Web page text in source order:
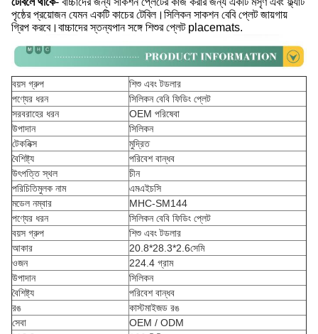
পৃষ্ঠের প্রয়োজন যেমন একটি কাচের টেবিল।সিলিকন সাকশন বেবি প্লেট জায়গায়
গ্রিপ করবে।বাচ্চাদের স্তন্যপান সঙ্গে শিশুর প্লেট placemats.
বয়স গ্রুপ
শিশু এবং টডলার
পণ্যের ধরন
সিলিকন বেবি ফিডিং প্লেট
সরবরাহের ধরন
OEM পরিষেবা
উপাদান
সিলিকন
টেকনিক্স
মুদ্রিত
বৈশিষ্ট্য
পরিবেশ বান্ধব
উৎপত্তি স্থল
চীন
পরিচিতিমুলক নাম
এমএইচসি
মডেল নম্বার
MHC-SM144
পণ্যের ধরন
সিলিকন বেবি ফিডিং প্লেট
বয়স গ্রুপ
শিশু এবং টডলার
আকার
20.8*28.3*2.6সেমি
ওজন
224.4 গ্রাম
উপাদান
সিলিকন
বৈশিষ্ট্য
পরিবেশ বান্ধব
রঙ
কাস্টমাইজড রঙ
সেবা
OEM / ODM